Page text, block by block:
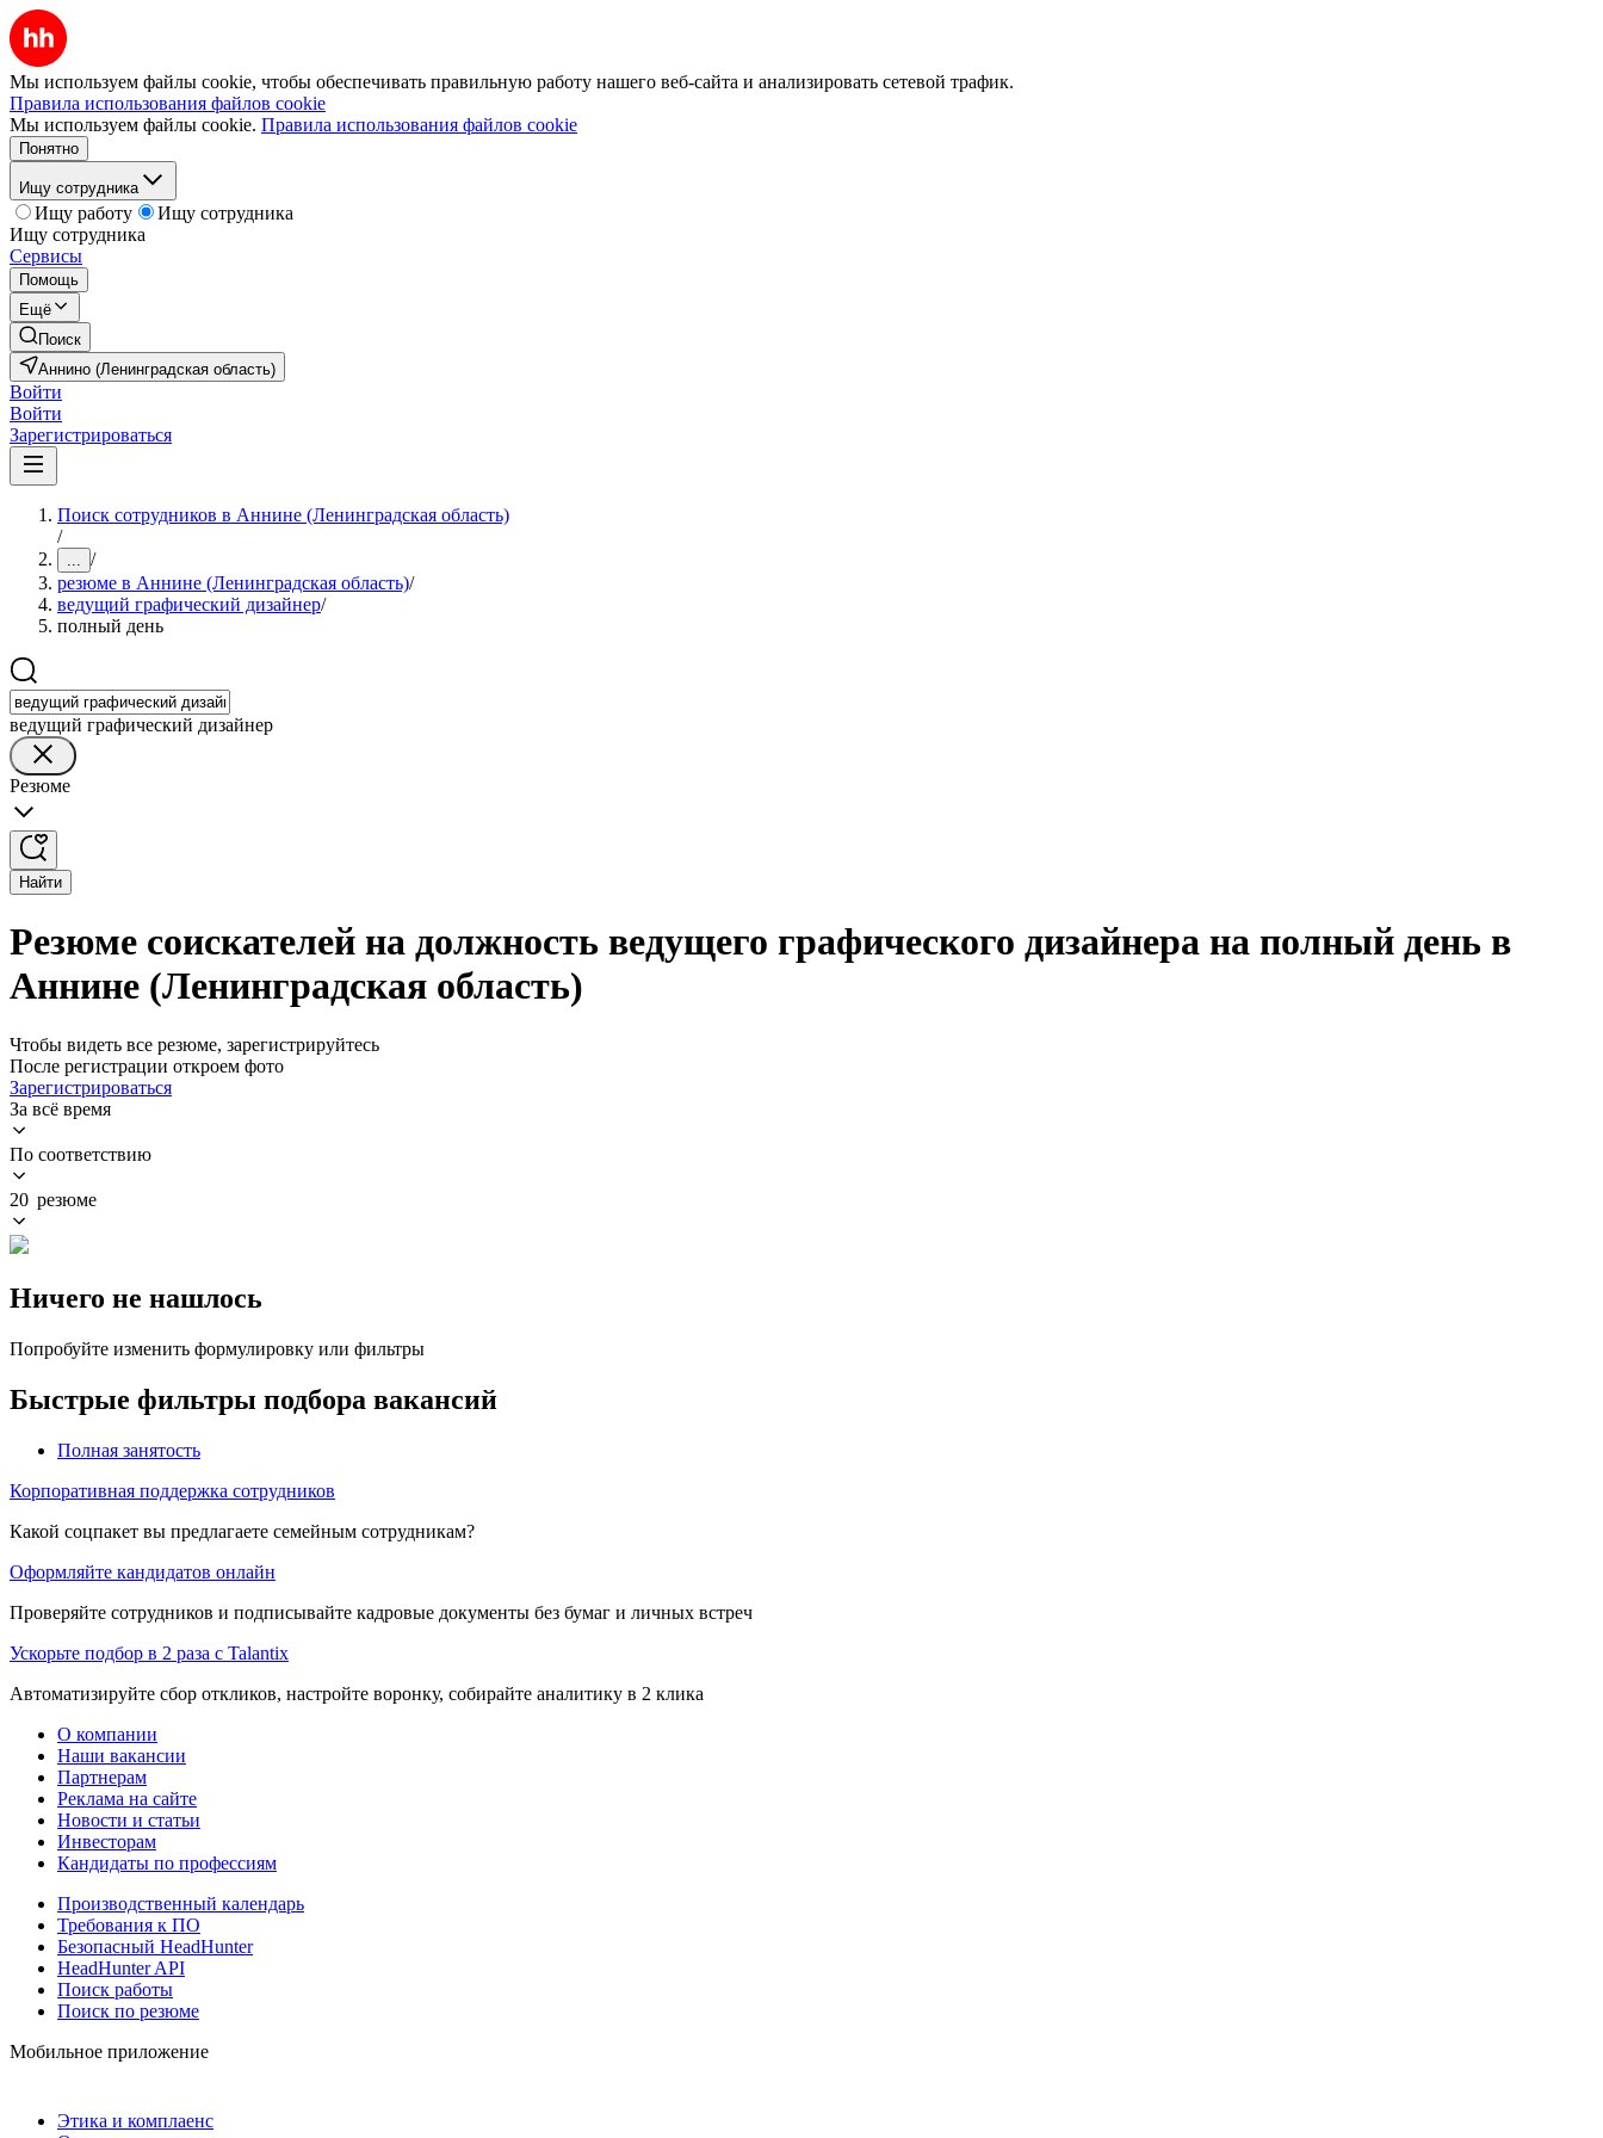
Мы используем файлы cookie, чтобы обеспечивать правильную работу нашего веб-сайта и анализировать сетевой трафик.
Правила использования файлов cookie
Мы используем файлы cookie. Правила использования файлов cookie
Понятно
Ищу сотрудника
Ищу работу
Ищу сотрудника
Ищу сотрудника
Сервисы
Помощь
Ещё
Поиск
Аннино (Ленинградская область)
Войти
Войти
Зарегистрироваться
Поиск сотрудников в Аннине (Ленинградская область)
/
... /
резюме в Аннине (Ленинградская область)/
ведущий графический дизайнер/
полный день
ведущий графический дизайнер
Резюме
Найти
Резюме соискателей на должность ведущего графического дизайнера на полный день в
Аннине (Ленинградская область)
Чтобы видеть все резюме, зарегистрируйтесь
После регистрации откроем фото
Зарегистрироваться
За всё время
По соответствию
20 резюме
Ничего не нашлось
Попробуйте изменить формулировку или фильтры
Быстрые фильтры подбора вакансий
Полная занятость
Корпоративная поддержка сотрудников
Какой соцпакет вы предлагаете семейным сотрудникам?
Оформляйте кандидатов онлайн
Проверяйте сотрудников и подписывайте кадровые документы без бумаг и личных встреч
Ускорьте подбор в 2 раза с Talantix
Автоматизируйте сбор откликов, настройте воронку, собирайте аналитику в 2 клика
О компании
Наши вакансии
Партнерам
Реклама на сайте
Новости и статьи
Инвесторам
Кандидаты по профессиям
Производственный календарь
Требования к ПО
Безопасный HeadHunter
HeadHunter API
Поиск работы
Поиск по резюме
Мобильное приложение
Этика и комплаенс